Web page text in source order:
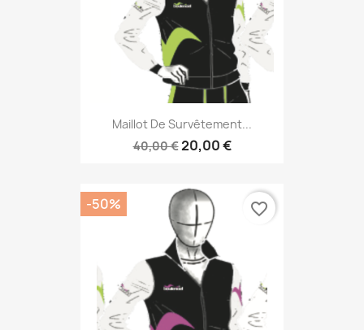
Maillot De Survêtement...
40,00 €20,00 €
-50% favorite_border